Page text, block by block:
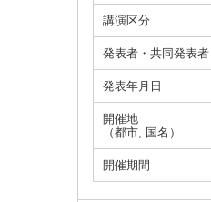
講演区分
発表者・共同発表者
発表年月日
開催地
（都市, 国名）
開催期間